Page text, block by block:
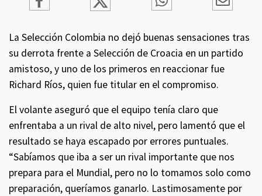
La Selección Colombia no dejó buenas sensaciones tras
su derrota frente a Selección de Croacia en un partido
amistoso, y uno de los primeros en reaccionar fue
Richard Ríos, quien fue titular en el compromiso.
El volante aseguró que el equipo tenía claro que
enfrentaba a un rival de alto nivel, pero lamentó que el
resultado se haya escapado por errores puntuales.
“Sabíamos que iba a ser un rival importante que nos
prepara para el Mundial, pero no lo tomamos solo como
preparación, queríamos ganarlo. Lastimosamente por